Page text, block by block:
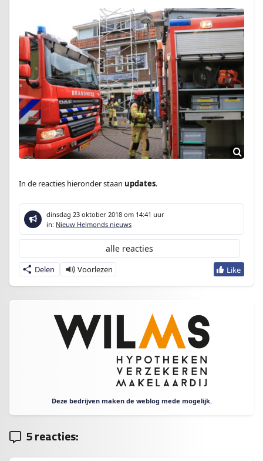
In de reacties hieronder staan updates.
dinsdag 23 oktober 2018 om 14:41 uur
in: Nieuw Helmonds nieuws
Delen
alle reacties
Deze bedrijven maken de weblog mede mogelijk.
5 reacties: